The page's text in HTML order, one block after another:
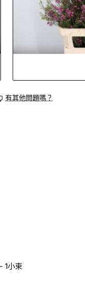
有其他問題嗎？
1小束